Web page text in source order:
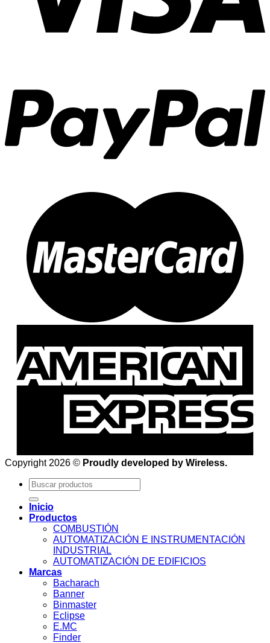
Copyright 2026 © Proudly developed by Wireless.
Buscar
por:
Inicio
Productos
COMBUSTIÓN
AUTOMATIZACIÓN E INSTRUMENTACIÓN
INDUSTRIAL
AUTOMATIZACIÓN DE EDIFICIOS
Marcas
Bacharach
Banner
Binmaster
Eclipse
E.MC
Finder